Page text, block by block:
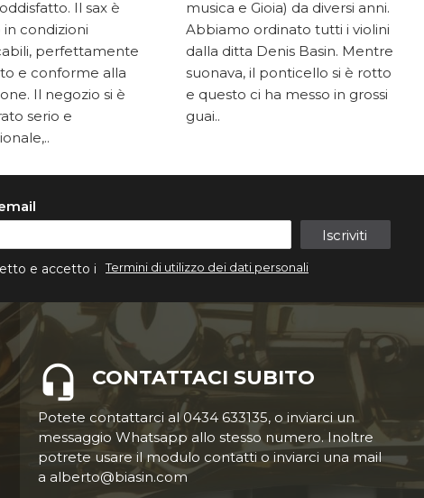
Il sax è
in condizioni
perfettamente
e conforme alla
Il negozio si è
serio e
musica e Gioia) da diversi anni.
Abbiamo ordinato tutti i violini
dalla ditta Denis Basin. Mentre
suonava, il ponticello si è rotto
e questo ci ha messo in grossi
guai..
Iscriviti
e accetto i Termini di utilizzo dei dati personali
CONTATTACI SUBITO
Potete contattarci al 0434 633135, o inviarci un
messaggio Whatsapp allo stesso numero. Inoltre
potrete usare il modulo contatti o inviarci una mail
a alberto@biasin.com